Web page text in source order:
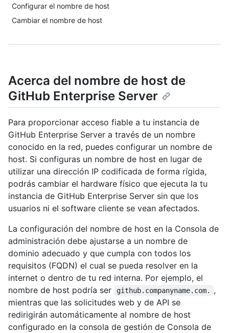
Configurar el nombre de host
Cambiar el nombre de host
Acerca del nombre de host de
GitHub Enterprise Server
Para proporcionar acceso fiable a tu instancia de
GitHub Enterprise Server a través de un nombre
conocido en la red, puedes configurar un nombre de
host. Si configuras un nombre de host en lugar de
utilizar una dirección IP codificada de forma rígida,
podrás cambiar el hardware físico que ejecuta la tu
instancia de GitHub Enterprise Server sin que los
usuarios ni el software cliente se vean afectados.
La configuración del nombre de host en la Consola de
administración debe ajustarse a un nombre de
dominio adecuado y que cumpla con todos los
requisitos (FQDN) el cual se pueda resolver en la
internet o dentro de tu red interna. Por ejemplo, el
nombre de host podría ser
github.companyname.com.
,
mientras que las solicitudes web y de API se
redirigirán automáticamente al nombre de host
configurado en la consola de gestión de Consola de